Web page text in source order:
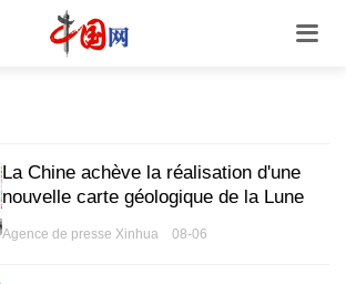
La Chine achève la réalisation d'une
nouvelle carte géologique de la Lune
Agence de presse Xinhua 08-06